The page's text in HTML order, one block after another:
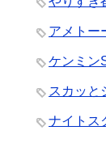
アメトー
ケンミン
スカッと
ナイトス